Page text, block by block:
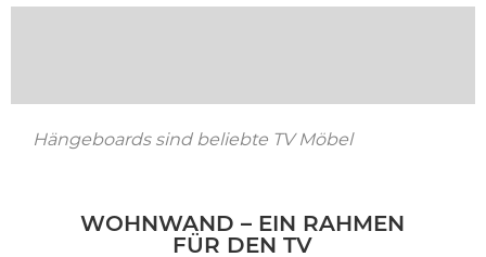
Hängeboards sind beliebte TV Möbel
WOHNWAND – EIN RAHMEN
FÜR DEN TV